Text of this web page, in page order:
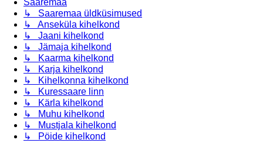
Saaremaa
↳ Saaremaa üldküsimused
↳ Anseküla kihelkond
↳ Jaani kihelkond
↳ Jämaja kihelkond
↳ Kaarma kihelkond
↳ Karja kihelkond
↳ Kihelkonna kihelkond
↳ Kuressaare linn
↳ Kärla kihelkond
↳ Muhu kihelkond
↳ Mustjala kihelkond
↳ Pöide kihelkond